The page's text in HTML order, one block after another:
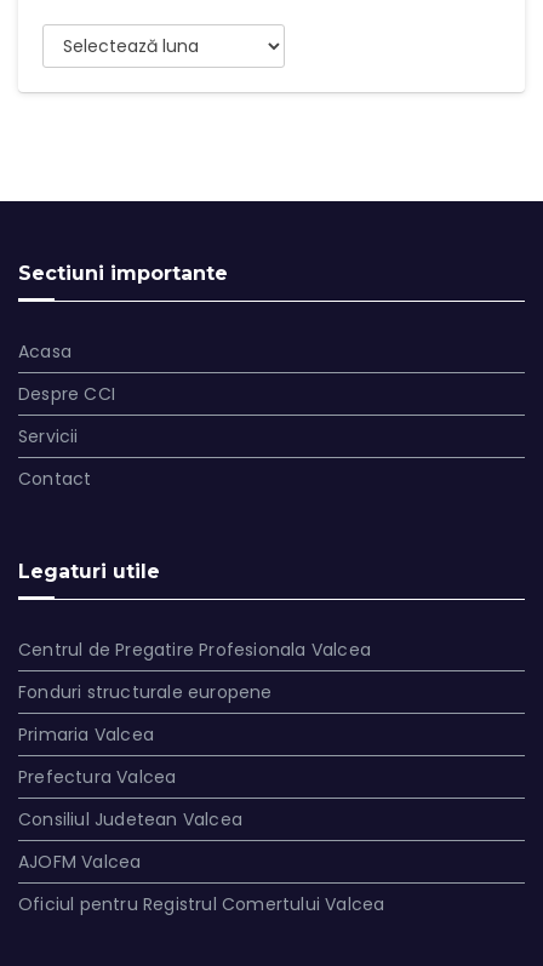
Arhive
Sectiuni importante
Acasa
Despre CCI
Servicii
Contact
Legaturi utile
Centrul de Pregatire Profesionala Valcea
Fonduri structurale europene
Primaria Valcea
Prefectura Valcea
Consiliul Judetean Valcea
AJOFM Valcea
Oficiul pentru Registrul Comertului Valcea